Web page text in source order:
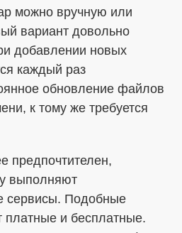
можно вручную или
вариант довольно
добавлении новых
каждый раз
обновление файлов
к тому же требуется
предпочтителен,
выполняют
сервисы. Подобные
и бесплатные.